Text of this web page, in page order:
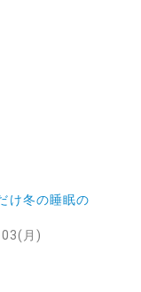
け冬の睡眠の
月)